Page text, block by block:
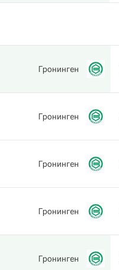
Гронинген
Гронинген
Гронинген
Гронинген
Гронинген